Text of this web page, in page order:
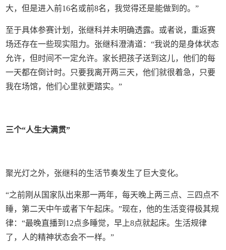
大，但是进入前16名或前8名，我觉得还是能做到的。”
至于具体参赛计划，张继科并未明确透露。或者说，重返赛
场还存在一些现实阻力。张继科澄清道：“我说的是身体状态
允许，但时间不一定允许。家长把孩子送到这儿，他们的每
一天都在倒计时。只要我离开两三天，他们就很着急，只要
我在场馆，他们心里就更踏实。”
三个“人生大满贯”
聚光灯之外，张继科的生活节奏发生了巨大变化。
“之前刚从国家队出来那一两年，每天晚上两三点、三四点不
睡，第二天中午或者下午起床。”现在，他的生活变得极其规
律：“最晚直播到12点多睡觉，早上8点就起床。生活规律
了，人的精神状态会不一样。”